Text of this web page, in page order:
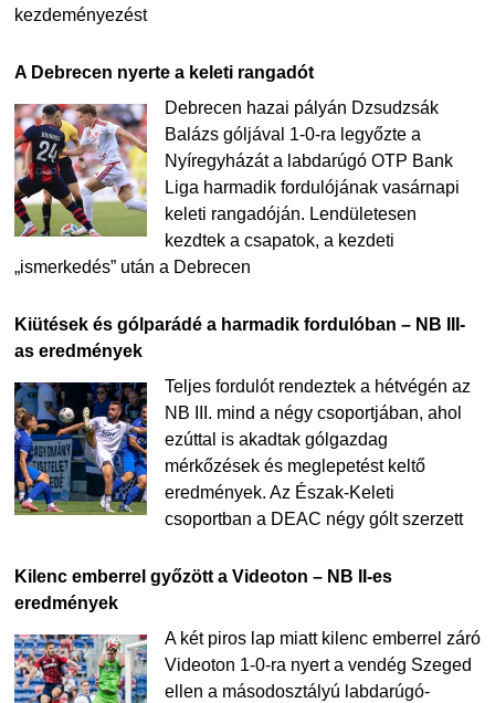
kezdeményezést
A Debrecen nyerte a keleti rangadót
Debrecen hazai pályán Dzsudzsák
Balázs góljával 1-0-ra legyőzte a
Nyíregyházát a labdarúgó OTP Bank
Liga harmadik fordulójának vasárnapi
keleti rangadóján. Lendületesen
kezdtek a csapatok, a kezdeti
„ismerkedés” után a Debrecen
Kiütések és gólparádé a harmadik fordulóban – NB III-
as eredmények
Teljes fordulót rendeztek a hétvégén az
NB III. mind a négy csoportjában, ahol
ezúttal is akadtak gólgazdag
mérkőzések és meglepetést keltő
eredmények. Az Észak-Keleti
csoportban a DEAC négy gólt szerzett
Kilenc emberrel győzött a Videoton – NB II-es
eredmények
A két piros lap miatt kilenc emberrel záró
Videoton 1-0-ra nyert a vendég Szeged
ellen a másodosztályú labdarúgó-